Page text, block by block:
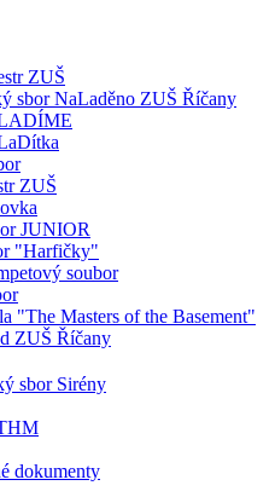
ZUŠ
sbor NaLaděno ZUŠ Říčany
ZUŠ
JUNIOR
"Harfičky"
soubor
"The Masters of the Basement"
ZUŠ Říčany
sbor Sirény
dokumenty